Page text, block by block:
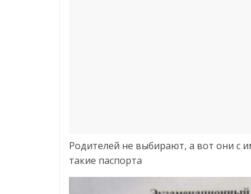
Родителей не выбирают, а вот они с
такие паспорта